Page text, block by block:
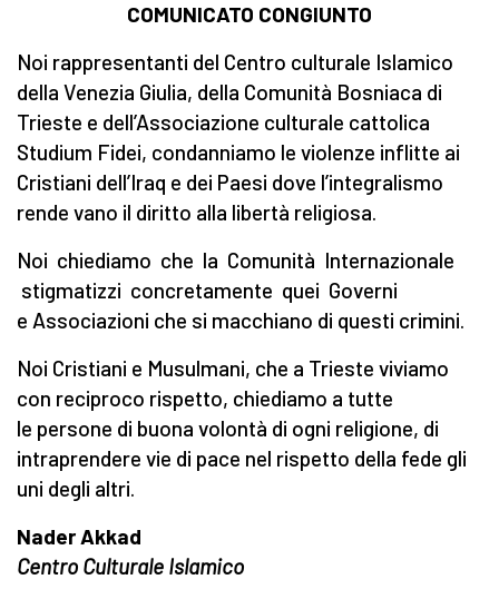
COMUNICATO CONGIUNTO
Noi rappresentanti del Centro culturale Islamico
della Venezia Giulia, della Comunità Bosniaca di
Trieste e dell’Associazione culturale cattolica
Studium Fidei, condanniamo le violenze inflitte ai
Cristiani dell’Iraq e dei Paesi dove l’integralismo
rende vano il diritto alla libertà religiosa.
Noi chiediamo che la Comunità Internazionale
stigmatizzi concretamente quei Governi
e Associazioni che si macchiano di questi crimini.
Noi Cristiani e Musulmani, che a Trieste viviamo
con reciproco rispetto, chiediamo a tutte
le persone di buona volontà di ogni religione, di
intraprendere vie di pace nel rispetto della fede gli
uni degli altri.
Nader Akkad
Centro Culturale Islamico